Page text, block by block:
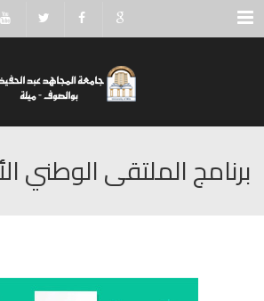
Menu
برنامج الملتقى الوطني